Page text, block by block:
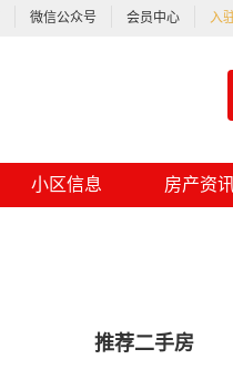
微信公众号 会员中心 入
小区信息 房产资
推荐二手房